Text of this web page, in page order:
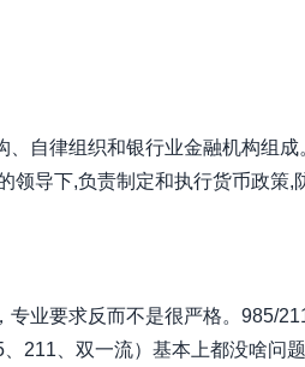
自律组织和银行业金融机构组成
领导下,负责制定和执行货币政策,
业要求反而不是很严格。985/
211、双一流）基本上都没啥问